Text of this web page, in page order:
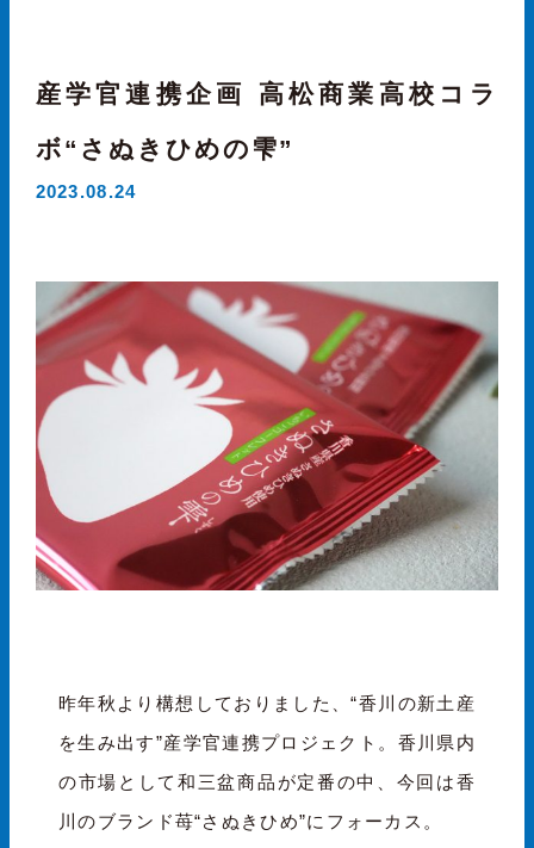
産学官連携企画 高松商業高校コラ
ボ“さぬきひめの雫”
2023.08.24
昨年秋より構想しておりました、“香川の新土産
を生み出す”産学官連携プロジェクト。香川県内
の市場として和三盆商品が定番の中、今回は香
川のブランド苺“さぬきひめ”にフォーカス。